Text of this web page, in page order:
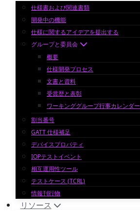
仕様書および関連書類
開発中の機能
仕様に関するアイデアを提出する
グループと委員会
概要
仕様開発プロセス
文書と資料
受賞歴と表彰
ワーキンググループ行事カレンダー
割当番号
GATT 仕様補足
デバイスプロパティ
IOPテストイベント
相互運用性ツール
テストケース (TCRL)
情報刊行物
リソース